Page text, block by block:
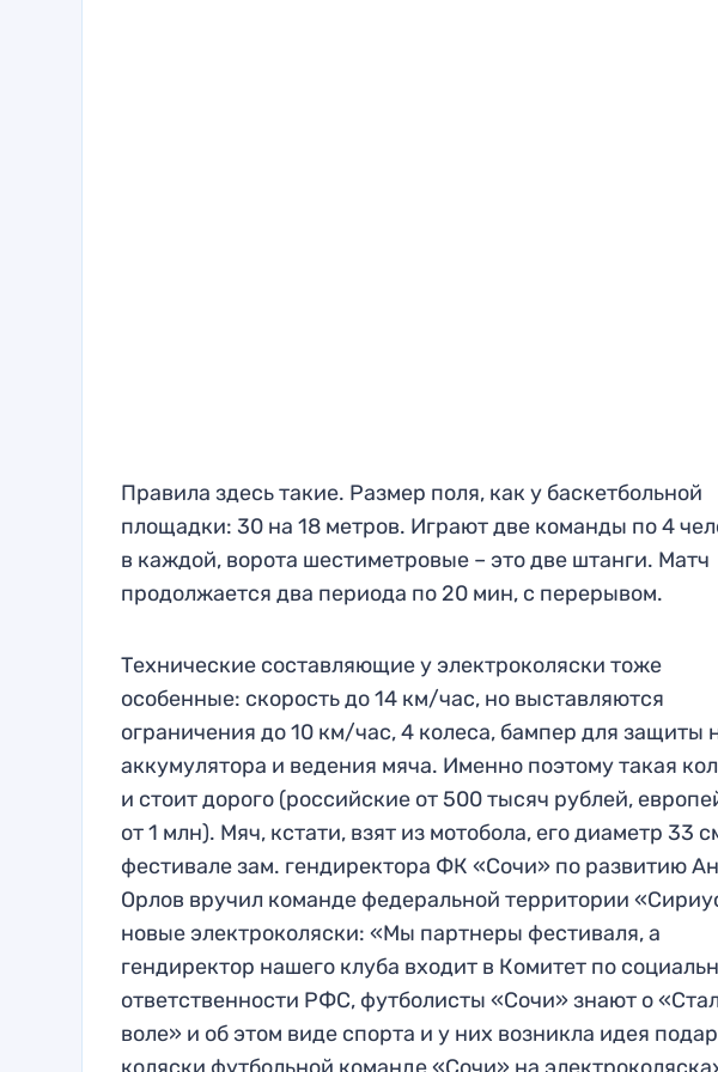
Правила здесь такие. Размер поля, как у баскетбольной
площадки: 30 на 18 метров. Играют две команды по 4
в каждой, ворота шестиметровые – это две штанги. Матч
продолжается два периода по 20 мин, с перерывом.
Технические составляющие у электроколяски тоже
особенные: скорость до 14 км/час, но выставляются
ограничения до 10 км/час, 4 колеса, бампер для защиты
аккумулятора и ведения мяча. Именно поэтому такая
и стоит дорого (российские от 500 тысяч рублей,
от 1 млн). Мяч, кстати, взят из мотобола, его диаметр 33
фестивале зам. гендиректора ФК «Сочи» по развитию
Орлов вручил команде федеральной территории
новые электроколяски: «Мы партнеры фестиваля, а
гендиректор нашего клуба входит в Комитет по
ответственности РФС, футболисты «Сочи» знают о
воле» и об этом виде спорта и у них возникла идея